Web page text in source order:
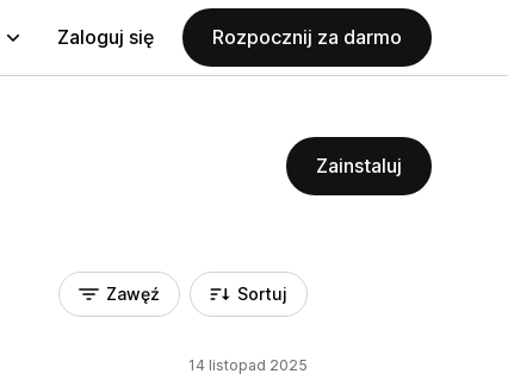
Zaloguj się Rozpocznij za darmo
Zainstaluj
Zawęź Sortuj
14 listopad 2025